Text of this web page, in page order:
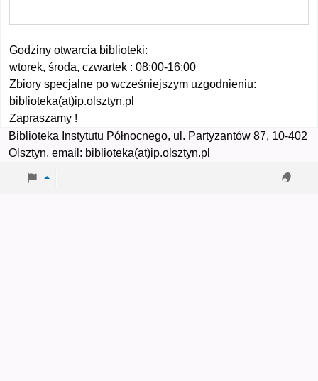
Godziny otwarcia biblioteki:
wtorek, środa, czwartek : 08:00-16:00
Zbiory specjalne po wcześniejszym uzgodnieniu:
biblioteka(at)ip.olsztyn.pl
Zapraszamy !
Biblioteka Instytutu Północnego, ul. Partyzantów 87, 10-402
Olsztyn, email: biblioteka(at)ip.olsztyn.pl